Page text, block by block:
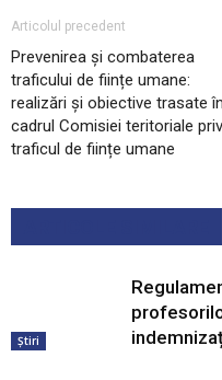
Articolul precedent
Prevenirea și combaterea
traficului de ființe umane:
realizări și obiective trasate în
cadrul Comisiei teritoriale
traficul de ființe umane
Știri